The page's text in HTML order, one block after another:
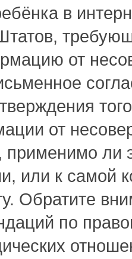
в
от
от
ли
или к самой
Обратите
по